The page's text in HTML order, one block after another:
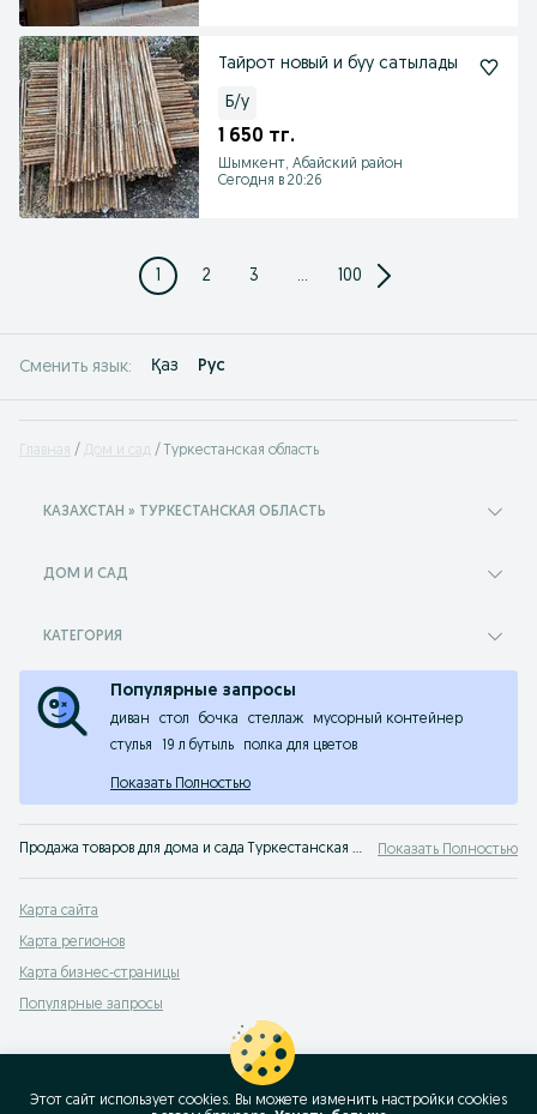
Тайрот новый и буу сатылады
Б/у
1 650 тг.
Шымкент, Абайский район
Сегодня в 20:26
1 2 3 ... 100
Сменить язык: Қаз Рус
Главная Дом и сад Туркестанская область
КАЗАХСТАН » ТУРКЕСТАНСКАЯ ОБЛАСТЬ
ДОМ И САД
КАТЕГОРИЯ
Популярные запросы
диван стол бочка стеллаж
мусорный контейнер
стулья
19 л бутыль полка для цветов
Показать Полностью
Продажа товаров для дома и сада Туркестанская область. На сервисе объявлений OLX Туркестанская область легко и быстро можно купить товары для дома б/у. Покупай только лучшую мебель на OLX! Показать Полностью
Карта сайта
Карта регионов
Карта бизнес-страницы
Популярные запросы
Этот сайт использует cookies. Вы можете изменить настройки cookies